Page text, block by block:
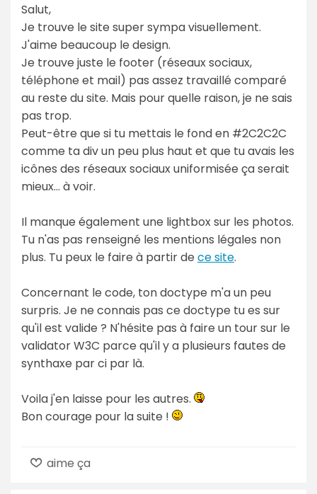
Salut,
Je trouve le site super sympa visuellement.
J'aime beaucoup le design.
Je trouve juste le footer (réseaux sociaux,
téléphone et mail) pas assez travaillé comparé
au reste du site. Mais pour quelle raison, je ne sais
pas trop.
Peut-être que si tu mettais le fond en #2C2C2C
comme ta div un peu plus haut et que tu avais les
icônes des réseaux sociaux uniformisée ça serait
mieux... à voir.
Il manque également une lightbox sur les photos.
Tu n'as pas renseigné les mentions légales non
plus. Tu peux le faire à partir de ce site.
Concernant le code, ton doctype m'a un peu
surpris. Je ne connais pas ce doctype tu es sur
qu'il est valide ? N'hésite pas à faire un tour sur le
validator W3C parce qu'il y a plusieurs fautes de
synthaxe par ci par là.
Voila j'en laisse pour les autres.
Bon courage pour la suite !
aime ça